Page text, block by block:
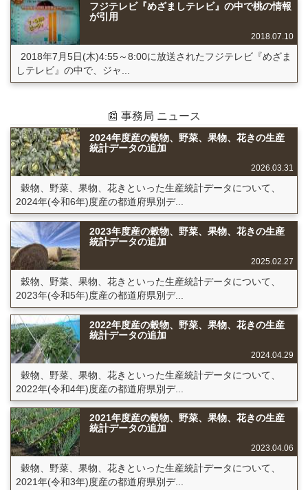
フジテレビ『めざましテレビ』の中で桃の情報
が引用
2018.07.10
2018年7月5日(木)4:55～8:00に放送されたフジテレビ『めざま
しテレビ』の中で、ジャ...
📰 事務局 ニュース
2024年度産の穀物、野菜、果物、花きの生産
統計データの追加
2026.03.31
穀物、野菜、果物、花きといった生産統計データについて、
2024年(令和6年)度産の都道府県別デ...
2023年度産の穀物、野菜、果物、花きの生産
統計データの追加
2025.02.27
穀物、野菜、果物、花きといった生産統計データについて、
2023年(令和5年)度産の都道府県別デ...
2022年度産の穀物、野菜、果物、花きの生産
統計データの追加
2024.04.29
穀物、野菜、果物、花きといった生産統計データについて、
2022年(令和4年)度産の都道府県別デ...
2021年度産の穀物、野菜、果物、花きの生産
統計データの追加
2023.04.06
穀物、野菜、果物、花きといった生産統計データについて、
2021年(令和3年)度産の都道府県別デ...